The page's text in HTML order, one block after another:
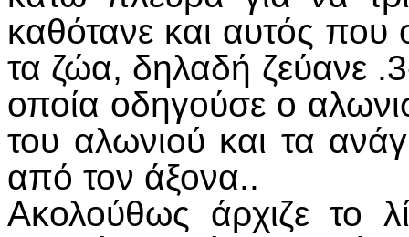
καθότανε και αυτός που
τα ζώα, δηλαδή ζεύανε
οποία οδηγούσε ο
του αλωνιού και τα
από τον άξονα..
Ακολούθως άρχιζε το